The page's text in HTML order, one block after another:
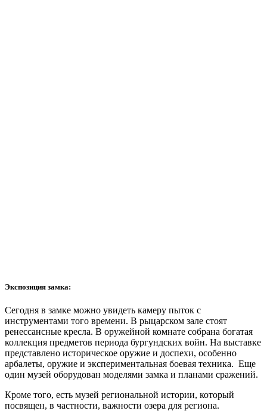
Экспозиция замка:
Сегодня в замке можно увидеть камеру пыток с
инструментами того времени. В рыцарском зале стоят
ренессансные кресла. В оружейной комнате собрана богатая
коллекция предметов периода бургундских войн. На выставке
представлено историческое оружие и доспехи, особенно
арбалеты, оружие и экспериментальная боевая техника. Еще
один музей оборудован моделями замка и планами сражений.
Кроме того, есть музей региональной истории, который
посвящен, в частности, важности озера для региона.